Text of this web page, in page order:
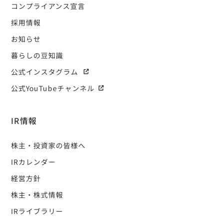
コンプライアンス宣言
採用情報
お知らせ
暮らしの豆知識
公式インスタグラム
公式YouTubeチャンネル
IR情報
株主・投資家の皆様へ
IRカレンダー
経営方針
株主・株式情報
IRライブラリー